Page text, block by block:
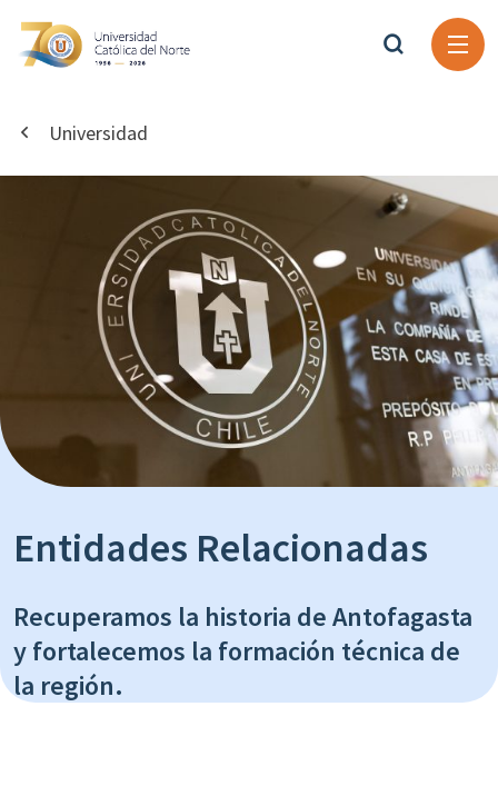
Universidad
Entidades Relacionadas
Recuperamos la historia de Antofagasta
y fortalecemos la formación técnica de
la región.